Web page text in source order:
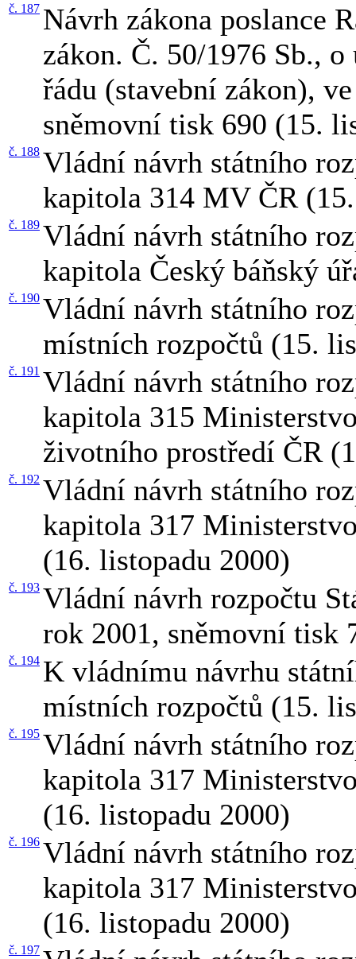
č. 187 Návrh zákona poslance
zákon. Č. 50/1976 Sb.,
řádu (stavební zákon),
sněmovní tisk 690 (15.
č. 188 Vládní návrh státního
kapitola 314 MV ČR
č. 189 Vládní návrh státního
kapitola Český báňský
č. 190 Vládní návrh státního
místních rozpočtů (15.
č. 191 Vládní návrh státního
kapitola 315
životního prostředí ČR
č. 192 Vládní návrh státního
kapitola 317
(16. listopadu 2000)
č. 193 Vládní návrh rozpočtu
rok 2001, sněmovní tisk
č. 194 K vládnímu návrhu
místních rozpočtů (15.
č. 195 Vládní návrh státního
kapitola 317
(16. listopadu 2000)
č. 196 Vládní návrh státního
kapitola 317
(16. listopadu 2000)
č. 197